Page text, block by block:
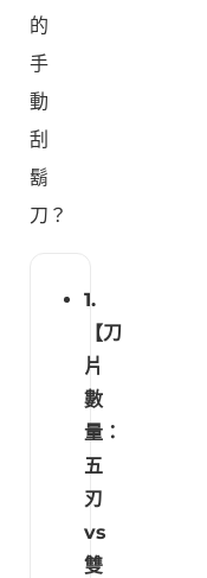
的
手
動
刮
鬍
刀？
1.
【刀
片
數
量：
五
刃
vs
雙